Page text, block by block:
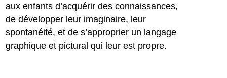
aux enfants d’acquérir des connaissances,
de développer leur imaginaire, leur
spontanéité, et de s’approprier un langage
graphique et pictural qui leur est propre.